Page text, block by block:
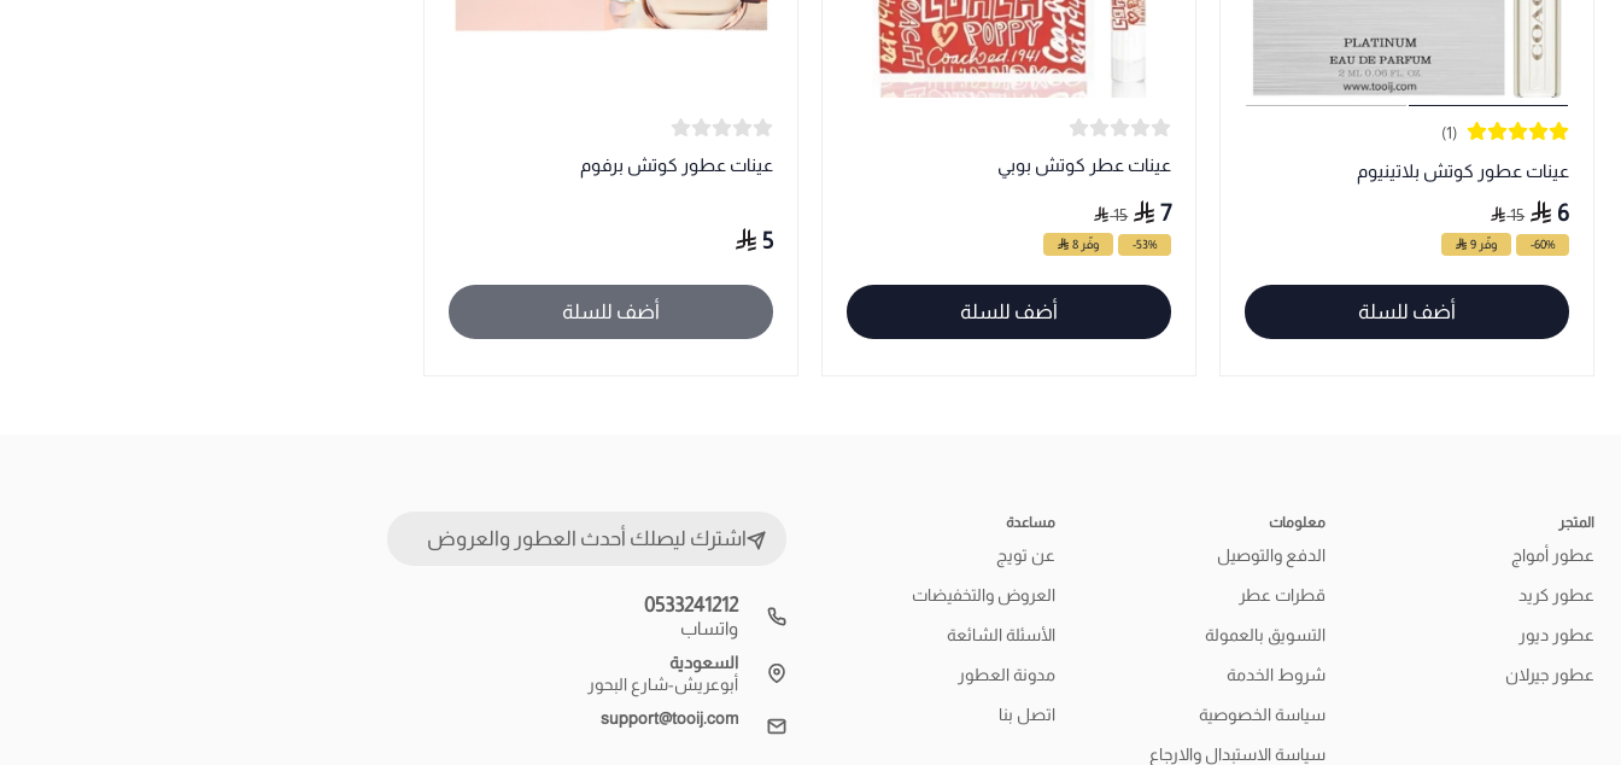
(1)
عينات عطور كوتش بلاتينيوم
6
15
-60% وفّر 9
أضف للسلة
عينات عطر كوتش بوبي
7
15
-53% وفّر 8
أضف للسلة
عينات عطور كوتش برفوم
5
أضف للسلة
المتجر
عطور أمواج
عطور كريد
عطور ديور
عطور جيرلان
معلومات
الدفع والتوصيل
قطرات عطر
التسويق بالعمولة
شروط الخدمة
سياسة الخصوصية
سياسة الاستبدال والارجاع
مساعدة
عن تويج
العروض والتخفيضات
الأسئلة الشائعة
مدونة العطور
اتصل بنا
اشترك ليصلك أحدث العطور والعروض
0533241212
واتساب
السعودية
أبوعريش-شارع البحور
support@tooij.com